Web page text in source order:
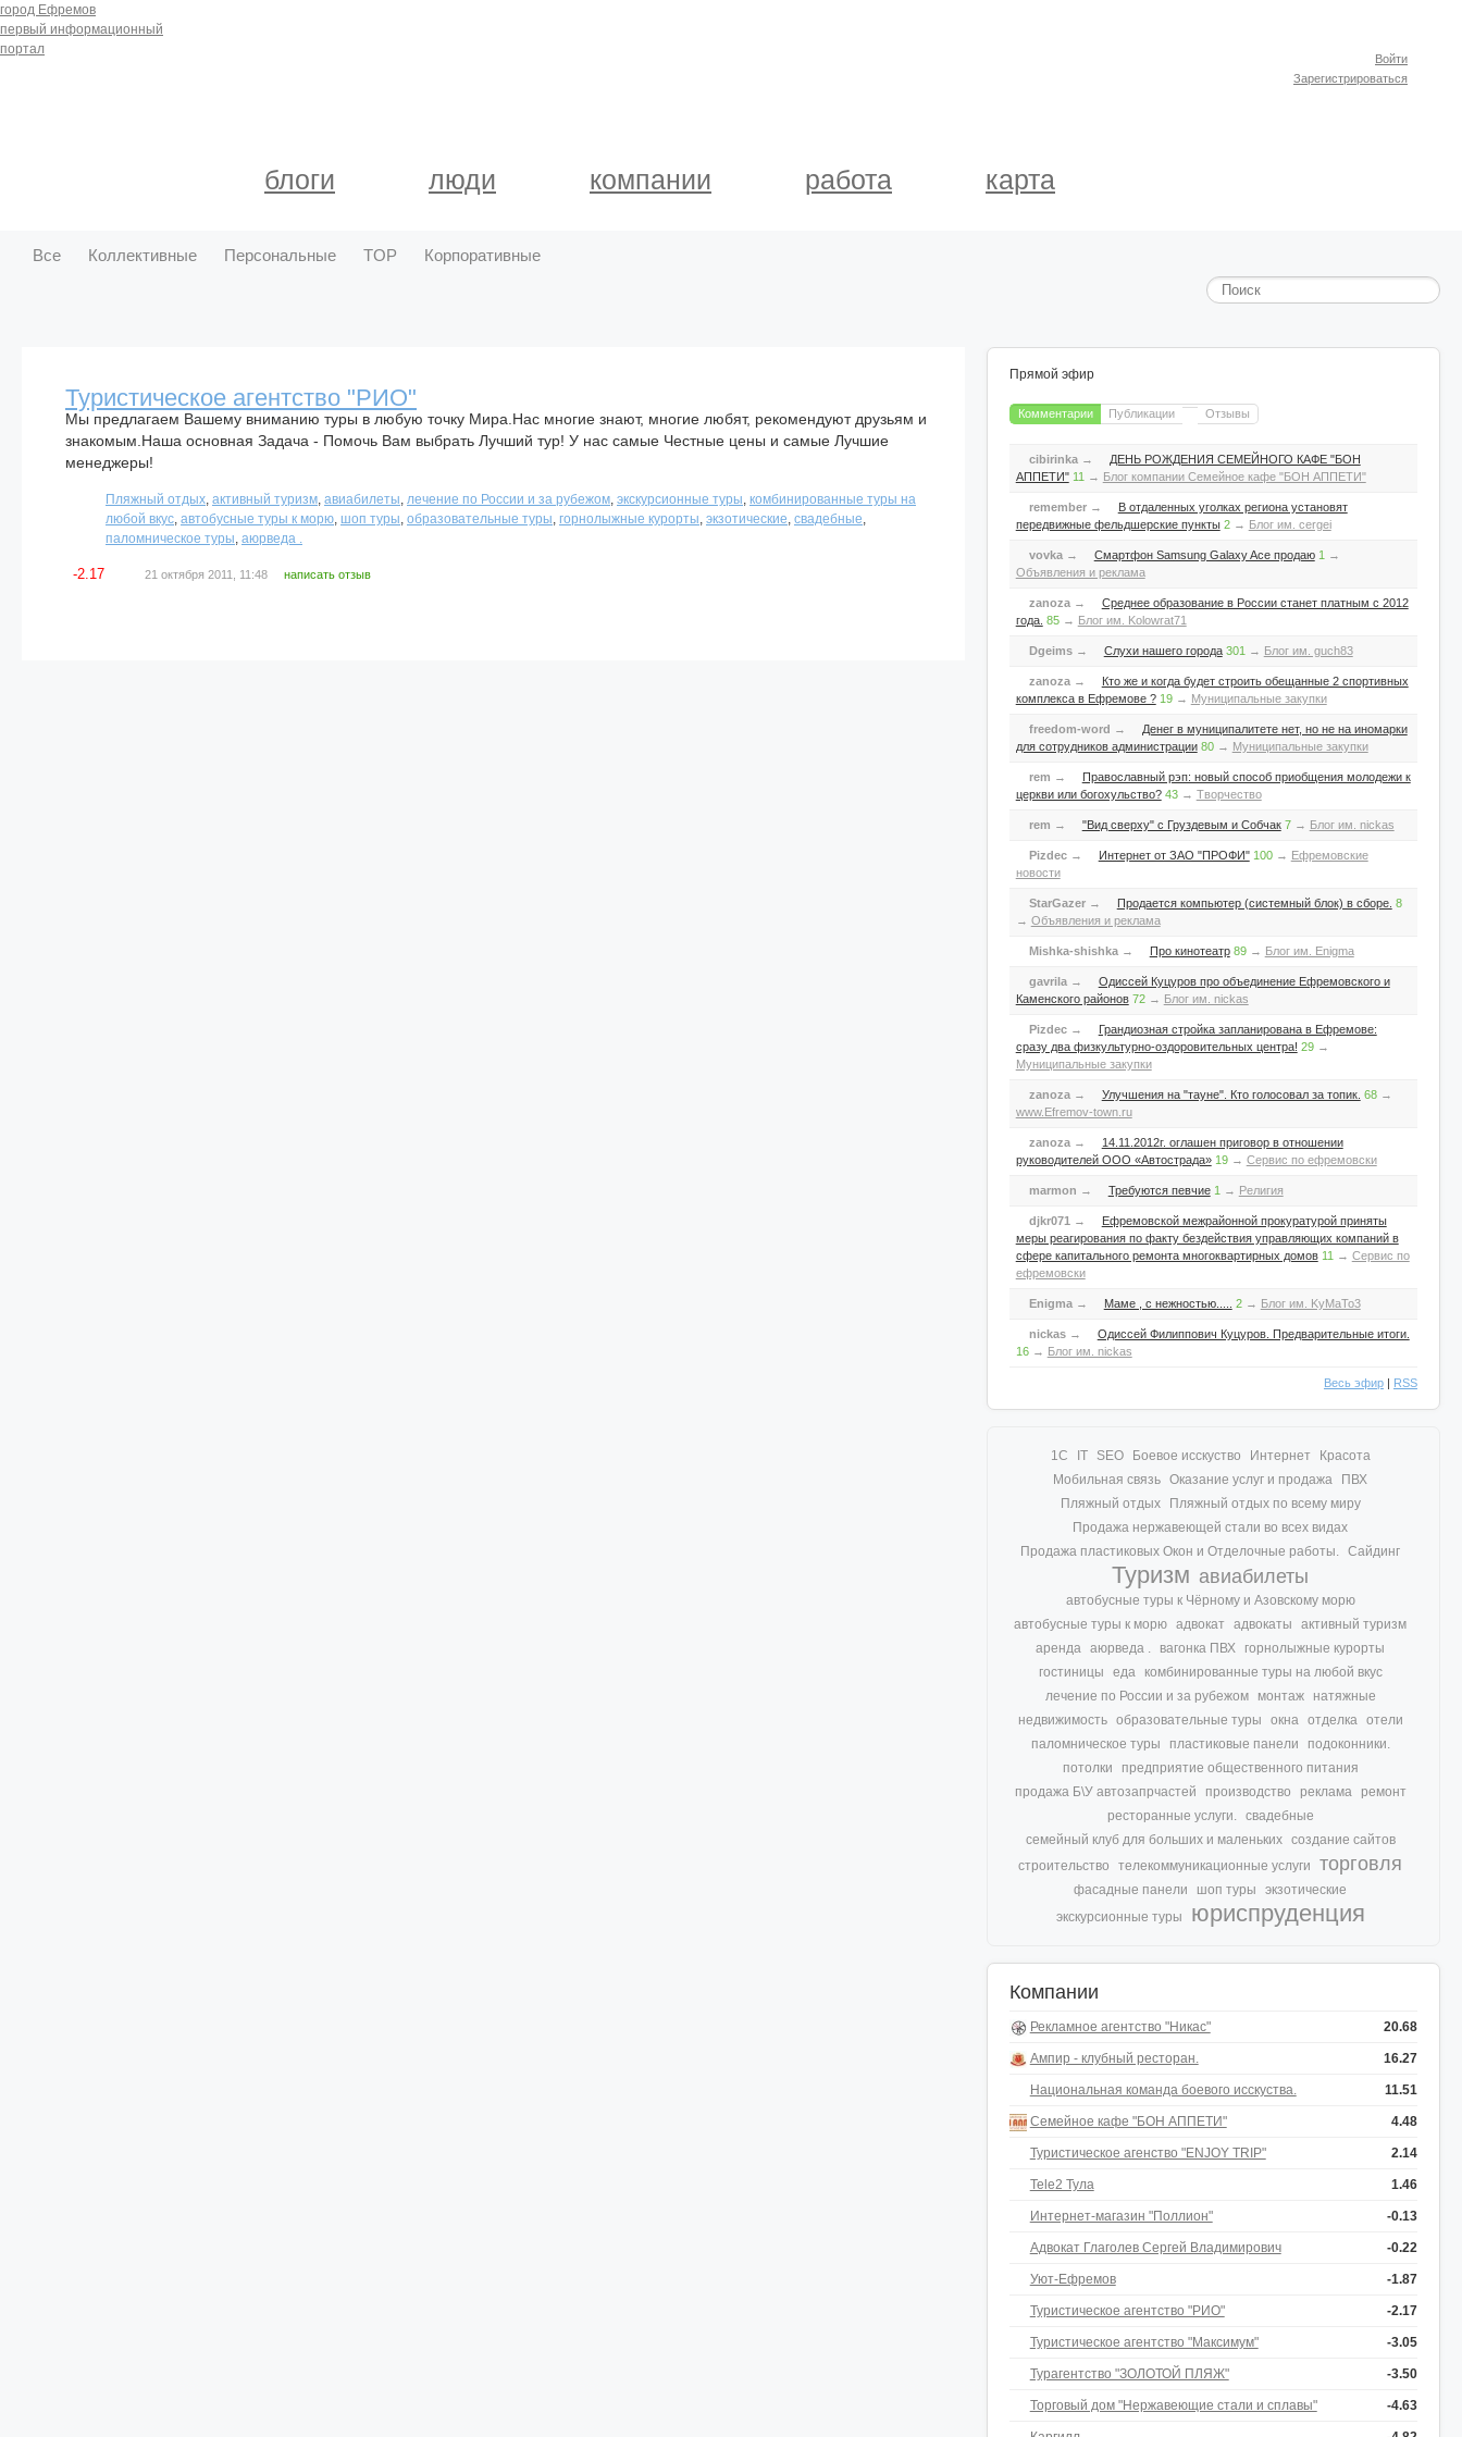
Войти
Зарегистрироваться
город Ефремов
первый информационный
портал
блоги люди компании работа карта
Все Коллективные Персональные TOP Корпоративные
Туристическое агентство "РИО"
Мы предлагаем Вашему вниманию туры в любую точку Мира.Нас многие знают, многие любят, рекомендуют друзьям и
знакомым.Наша основная Задача - Помочь Вам выбрать Лучший тур! У нас самые Честные цены и самые Лучшие
менеджеры!
Пляжный отдых, активный туризм, авиабилеты, лечение по России и за рубежом, экскурсионные туры, комбинированные туры на
любой вкус, автобусные туры к морю, шоп туры, образовательные туры, горнолыжные курорты, экзотические, свадебные,
паломническое туры, аюрведа .
-2.17 21 октября 2011, 11:48 написать отзыв
Прямой эфир
Комментарии Публикации Отзывы
cibirinka→
ДЕНЬ РОЖДЕНИЯ СЕМЕЙНОГО КАФЕ "БОН
АППЕТИ" 11 → Блог компании Семейное кафе "БОН АППЕТИ"
remember→
В отдаленных уголках региона установят
передвижные фельдшерские пункты 2→ Блог им. cergei
vovka→ Смартфон Samsung Galaxy Ace продаю 1 →
Объявления и реклама
zanoza→
Среднее образование в России станет платным с 2012
года. 85→ Блог им. Kolowrat71
Dgeims→ Слухи нашего города 301 → Блог им. guch83
zanoza→
Кто же и когда будет строить обещанные 2 спортивных
комплекса в Ефремове ? 19→ Муниципальные закупки
freedom-word →
Денег в муниципалитете нет, но не на иномарки
для сотрудников администрации 80→ Муниципальные закупки
rem →
Православный рэп: новый способ приобщения молодежи к
церкви или богохульство? 43→ Творчество
rem → "Вид сверху" с Груздевым и Собчак 7→ Блог им. nickas
Pizdec→ Интернет от ЗАО "ПРОФИ" 100→ Ефремовские
новости
StarGazer→ Продается компьютер (системный блок) в сборе. 8
→ Объявления и реклама
Mishka-shishka→ Про кинотеатр 89→ Блог им. Enigma
gavrila→
Одиссей Куцуров про объединение Ефремовского и
Каменского районов 72→ Блог им. nickas
Pizdec→
Грандиозная стройка запланирована в Ефремове:
сразу два физкультурно-оздоровительных центра! 29→
Муниципальные закупки
zanoza→ Улучшения на "тауне". Кто голосовал за топик. 68→
www.Efremov-town.ru
zanoza→
14.11.2012г. оглашен приговор в отношении
руководителей ООО «Автострада» 19→ Сервис по ефремовски
marmon → Требуются певчие 1 → Религия
djkr071 →
Ефремовской межрайонной прокуратурой приняты
меры реагирования по факту бездействия управляющих компаний в
сфере капитального ремонта многоквартирных домов 11 → Сервис по
ефремовски
Enigma→ Маме , с нежностью..... 2→ Блог им. KyMaTo3
nickas→
Одиссей Филиппович Куцуров. Предварительные итоги.
16→ Блог им. nickas
Весь эфир| RSS
1С IT SEO Боевое исскуство Интернет
Красота
Мобильная связь Оказание услуг и продажа
ПВХ
Пляжный отдых
Пляжный отдых по всему миру
Продажа нержавеющей стали во всех видах
Продажа пластиковых Окон и Отделочные работы. Сайдинг
Туризм авиабилеты
автобусные туры к Чёрному и Азовскому морю
автобусные туры к морю адвокат адвокаты
активный туризм
аренда аюрведа . вагонка ПВХ
горнолыжные курорты
гостиницы
еда
комбинированные туры на любой вкус
лечение по России и за рубежом
монтаж
натяжные
недвижимость образовательные туры окна отделка отели
паломническое туры
пластиковые панели
подоконники.
потолки
предприятие общественного питания
продажа Б\У автозапрчастей
производство реклама
ремонт
ресторанные услуги. свадебные
семейный клуб для больших и маленьких создание сайтов
строительство
телекоммуникационные услуги торговля
фасадные панели шоп туры
экзотические
экскурсионные туры
юриспруденция
Компании
20.68
Рекламное агентство "Никас"
16.27
Ампир - клубный ресторан.
11.51
Национальная команда боевого исскуства.
4.48
Семейное кафе "БОН АППЕТИ"
2.14
Туристическое агенство "ENJOY TRIP"
1.46
Tele2 Тула
-0.13
Интернет-магазин "Поллион"
-0.22
Адвокат Глаголев Сергей Владимирович
-1.87
Уют-Ефремов
-2.17
Туристическое агентство "РИО"
-3.05
Туристическое агентство "Максимум"
-3.50
Турагентство "ЗОЛОТОЙ ПЛЯЖ"
-4.63
Торговый дом "Нержавеющие стали и сплавы"